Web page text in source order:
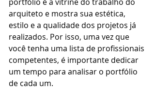
arquiteto e mostra sua estética,
estilo e a qualidade dos projetos já
realizados. Por isso, uma vez que
você tenha uma lista de profissionais
competentes, é importante dedicar
um tempo para analisar o portfólio
de cada um.